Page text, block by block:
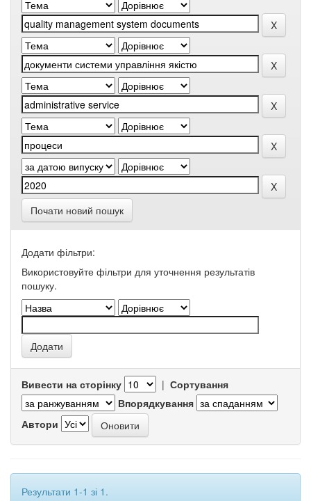
Почати новий пошук
Додати фільтри:
Використовуйте фільтри для уточнення результатів
пошуку.
Вивести на сторінку | Сортування
Впорядкування
Автори
Результати 1-1 зі 1.